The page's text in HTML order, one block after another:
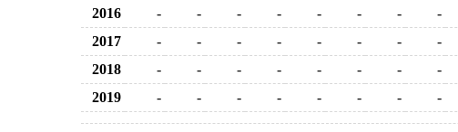
2016
- - - - - - - -
2017
- - - - - - - -
2018
- - - - - - - -
2019
- - - - - - - -